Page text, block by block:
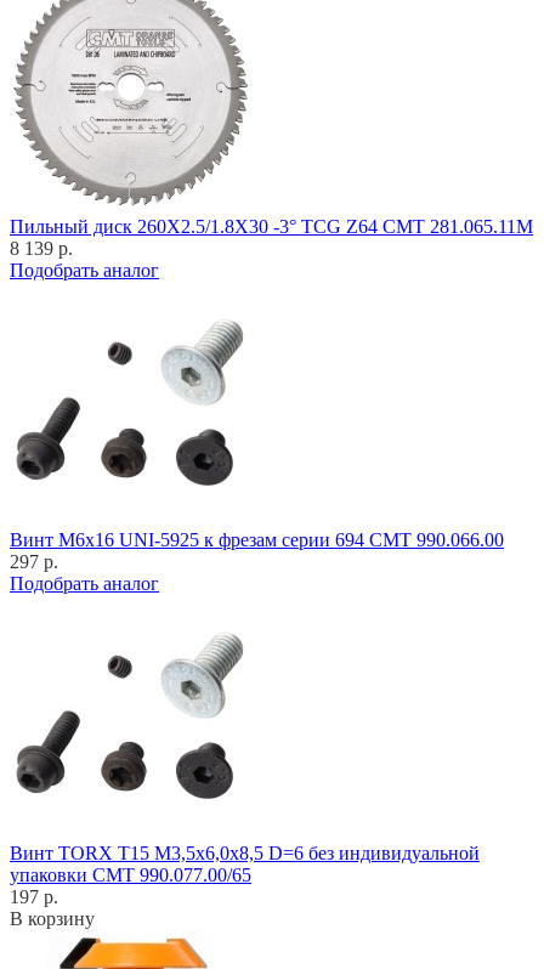
Пильный диск 260X2.5/1.8X30 -3° TCG Z64 CMT 281.065.11M
8 139 р.
Подобрать аналог
Винт M6x16 UNI-5925 к фрезам серии 694 CMT 990.066.00
297 р.
Подобрать аналог
Винт TORX T15 M3,5x6,0x8,5 D=6 без индивидуальной
упаковки CMT 990.077.00/65
197 р.
В корзину